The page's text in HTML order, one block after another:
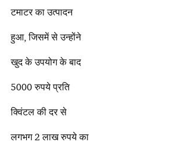
टमाटर का उत्पादन
हुआ, जिसमें से उन्होंने
खुद के उपयोग के बाद
5000 रुपये प्रति
क्विंटल की दर से
लगभग 2 लाख रुपये का